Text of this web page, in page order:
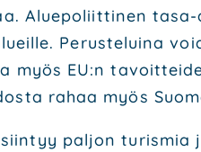
Alue­po­liit­ti­nen
Perus­te­lui­na
myös EU:n
rahaa myös
pal­jon